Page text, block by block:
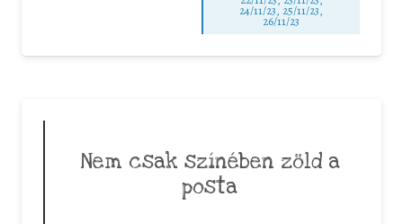
24/11/23, 25/11/23,
26/11/23
Nem csak színében zöld a
posta